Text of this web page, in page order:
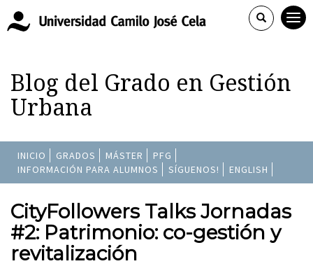
Blog del Grado en Gestión
Urbana
INICIO GRADOS MÁSTER
PFG
INFORMACIÓN PARA ALUMNOS
SÍGUENOS! ENGLISH
CityFollowers Talks Jornadas
#2: Patrimonio: co-gestión y
revitalización